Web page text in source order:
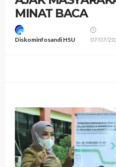
MINAT BACA
Diskominfosandi HSU 07/07/